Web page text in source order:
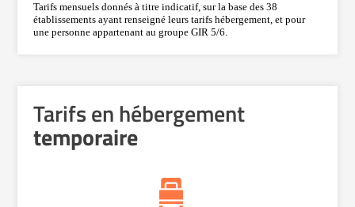
Tarifs mensuels donnés à titre indicatif, sur la base des 38
établissements ayant renseigné leurs tarifs hébergement, et pour
une personne appartenant au groupe GIR 5/6.
Tarifs en hébergement
temporaire